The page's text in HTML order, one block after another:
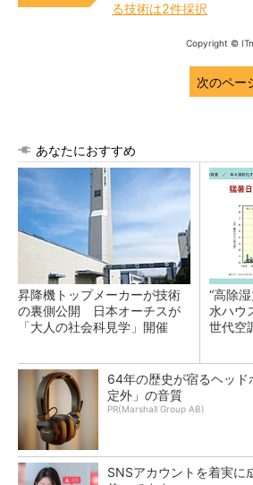
る技術は2件採択
Copyright ©
次のペー
あなたにおすすめ
昇降機トップメーカーが技術
の裏側公開 日本オーチスが
「大人の社会科見学」開催
“高除
水ハウ
世代空
64年の歴史が宿るヘッド
定外」の音質
PR(Marshall Group AB)
SNSアカウントを着実に